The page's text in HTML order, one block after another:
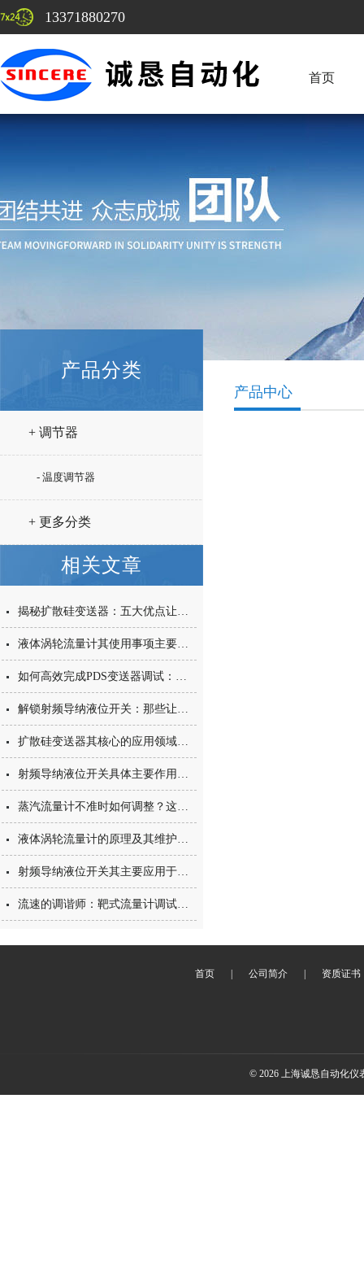
13371880270
首页
产品分类
+ 调节器
- 温度调节器
+ 更多分类
相关文章
揭秘扩散硅变送器：五大优点让你的设备升级！
液体涡轮流量计其使用事项主要涵盖以下几个核心方面
如何高效完成PDS变送器调试：步骤与注意事项
解锁射频导纳液位开关：那些让它脱颖而出的隐藏优点，一文说透
扩散硅变送器其核心的应用领域是什么？
射频导纳液位开关具体主要作用可分为以下几类
蒸汽流量计不准时如何调整？这两个调整方法请收好
液体涡轮流量计的原理及其维护保养措施
射频导纳液位开关其主要应用于怎样的领域呢？
流速的调谐师：靶式流量计调试技巧大揭秘
产品中心
首页 公司简介 资质证书
© 2026 上海诚恳自动化仪